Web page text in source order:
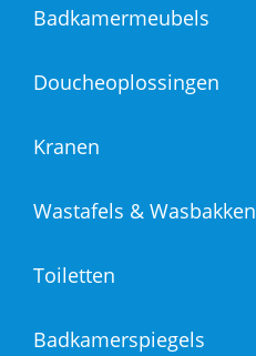
Badkamermeubels
Doucheoplossingen
Kranen
Wastafels & Wasbakken
Toiletten
Badkamerspiegels